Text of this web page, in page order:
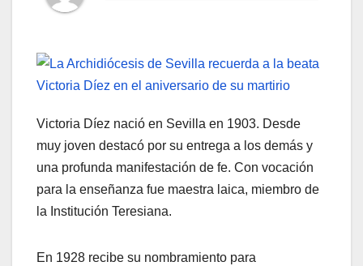
Victoria Díez nació en Sevilla en 1903. Desde
muy joven destacó por su entrega a los demás y
una profunda manifestación de fe. Con vocación
para la enseñanza fue maestra laica, miembro de
la Institución Teresiana.
En 1928 recibe su nombramiento para